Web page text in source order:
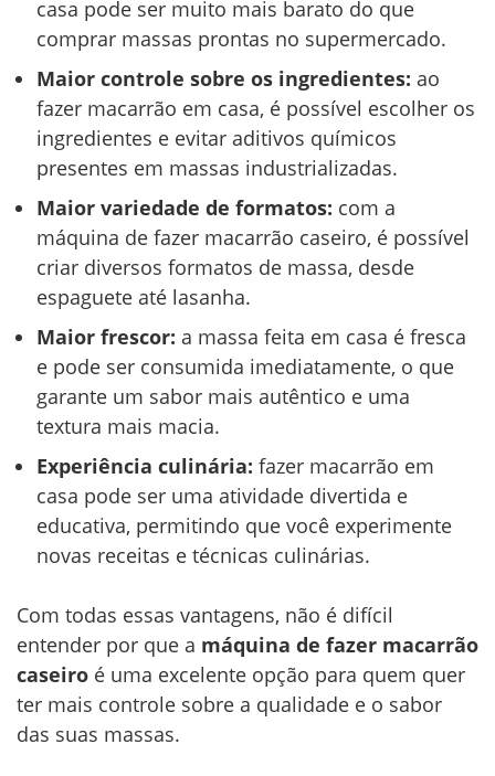
casa pode ser muito mais barato do que
comprar massas prontas no supermercado.
Maior controle sobre os ingredientes: ao
fazer macarrão em casa, é possível escolher os
ingredientes e evitar aditivos químicos
presentes em massas industrializadas.
Maior variedade de formatos: com a
máquina de fazer macarrão caseiro, é possível
criar diversos formatos de massa, desde
espaguete até lasanha.
Maior frescor: a massa feita em casa é fresca
e pode ser consumida imediatamente, o que
garante um sabor mais autêntico e uma
textura mais macia.
Experiência culinária: fazer macarrão em
casa pode ser uma atividade divertida e
educativa, permitindo que você experimente
novas receitas e técnicas culinárias.
Com todas essas vantagens, não é difícil
entender por que a máquina de fazer macarrão
caseiro é uma excelente opção para quem quer
ter mais controle sobre a qualidade e o sabor
das suas massas.